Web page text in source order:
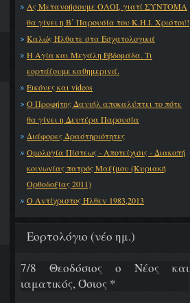
Ας Μετανοήσουμε ΟΛΟΙ, γιατί ΣΥΝΤΟΜΑ
θα γίνει η Β΄ Παρουσία του Κ.Η.Ι. Χριστού!
Καλώς Ήλθατε στα Εσχατολογικά
Η Αγία και Μεγάλη Εβδομάδα. Τι
εορτάζουμε καθημερινά.
Εικόνες και videos
Ο Προφήτης Δανιήλ αποκαλύπτει το πότε
θα γίνει η Δευτέρα Παρουσία
Διάφορες Δραστηριότητες
Ομολογία Πίστεως - Αποτείχισις - Διακοπή
κοινωνίας πατρός Μαξίμου (Κυριακή
Ορθοδοξίας 2011)
Ο Αντίχριστος Ήλθεν 1983,2013
Εορτολόγιο (νέο ημ.)
7/8 Θεοδόσιος ο Νέος και
ιαματικός, Όσιος *